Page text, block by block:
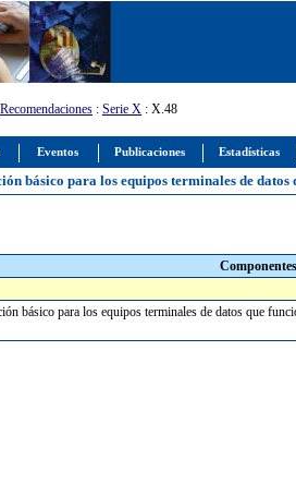
Eventos Publicaciones Estadísticas
Recomendaciones : Serie X : X.48
básico para los equipos terminales de
básico para los equipos terminales de datos que